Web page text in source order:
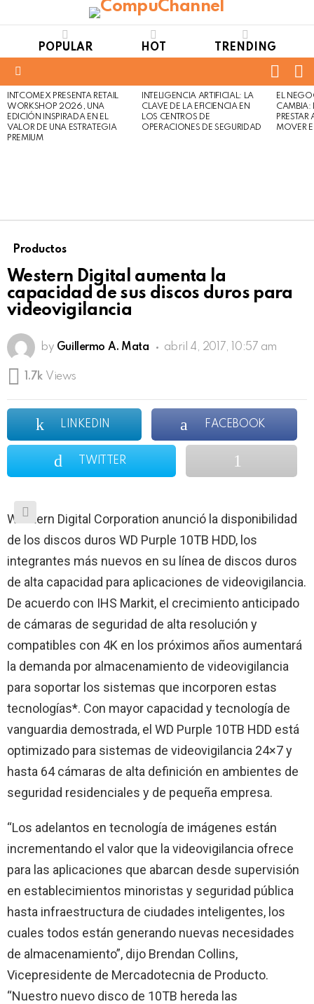
POPULAR HOT TRENDING
LATEST
STORIES
INTCOMEX PRESENTA RETAIL
WORKSHOP 2026, UNA
EDICIÓN INSPIRADA EN EL
VALOR DE UNA ESTRATEGIA
PREMIUM
INTELIGENCIA ARTIFICIAL: LA
CLAVE DE LA EFICIENCIA EN
LOS CENTROS DE
OPERACIONES DE SEGURIDAD
EL
CAMBIA:
MOVER
Productos
Western Digital aumenta la
capacidad de sus discos duros para
videovigilancia
by Guillermo A. Mata abril 4, 2017, 10:57 am
1.7k Views
LINKEDIN FACEBOOK
TWITTER
Western Digital Corporation anunció la disponibilidad
de los discos duros WD Purple 10TB HDD, los
integrantes más nuevos en su línea de discos duros
de alta capacidad para aplicaciones de videovigilancia.
De acuerdo con IHS Markit, el crecimiento anticipado
de cámaras de seguridad de alta resolución y
compatibles con 4K en los próximos años aumentará
la demanda por almacenamiento de videovigilancia
para soportar los sistemas que incorporen estas
tecnologías*. Con mayor capacidad y tecnología de
vanguardia demostrada, el WD Purple 10TB HDD está
optimizado para sistemas de videovigilancia 24×7 y
hasta 64 cámaras de alta definición en ambientes de
seguridad residenciales y de pequeña empresa.
“Los adelantos en tecnología de imágenes están
incrementando el valor que la videovigilancia ofrece
para las aplicaciones que abarcan desde supervisión
en establecimientos minoristas y seguridad pública
hasta infraestructura de ciudades inteligentes, los
cuales todos están generando nuevas necesidades
de almacenamiento”, dijo Brendan Collins,
Vicepresidente de Mercadotecnia de Producto.
“Nuestro nuevo disco de 10TB hereda las